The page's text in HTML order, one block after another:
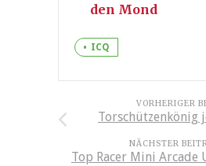
den Mond
ICQ
VORHERIGER
Torschützenkönig
NÄCHSTER
Top Racer Mini Arcade